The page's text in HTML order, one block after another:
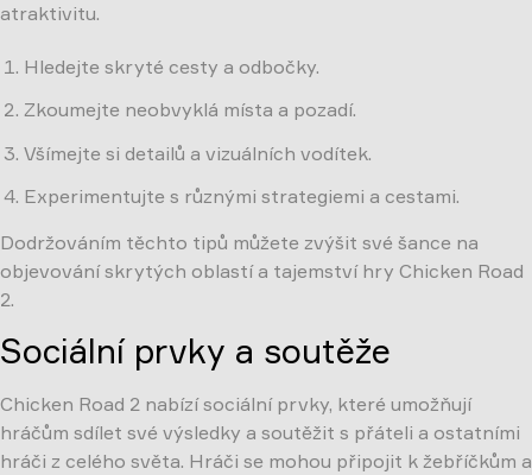
atraktivitu.
Hledejte skryté cesty a odbočky.
Zkoumejte neobvyklá místa a pozadí.
Všímejte si detailů a vizuálních vodítek.
Experimentujte s různými strategiemi a cestami.
Dodržováním těchto tipů můžete zvýšit své šance na
objevování skrytých oblastí a tajemství hry Chicken Road
2.
Sociální prvky a soutěže
Chicken Road 2 nabízí sociální prvky, které umožňují
hráčům sdílet své výsledky a soutěžit s přáteli a ostatními
hráči z celého světa. Hráči se mohou připojit k žebříčkům a